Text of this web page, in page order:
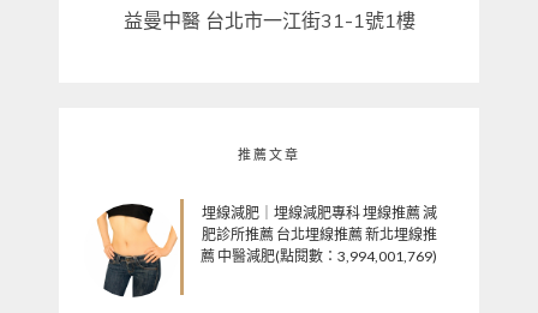
益曼中醫 台北市一江街31-1號1樓
推薦文章
埋線減肥｜埋線減肥專科 埋線推薦 減
肥診所推薦 台北埋線推薦 新北埋線推
薦 中醫減肥(點閱數：3,994,001,769)